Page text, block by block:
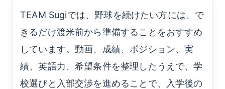
TEAM Sugiでは、野球を続けたい方には、で
きるだけ渡米前から準備することをおすすめ
しています。動画、成績、ポジション、実
績、英語力、希望条件を整理したうえで、学
校選びと入部交渉を進めることで、入学後の